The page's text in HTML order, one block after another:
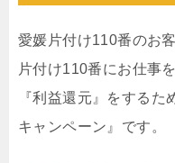
愛媛片付け110番のお
片付け110番にお仕事
『利益還元』をする
キャンペーン』です。